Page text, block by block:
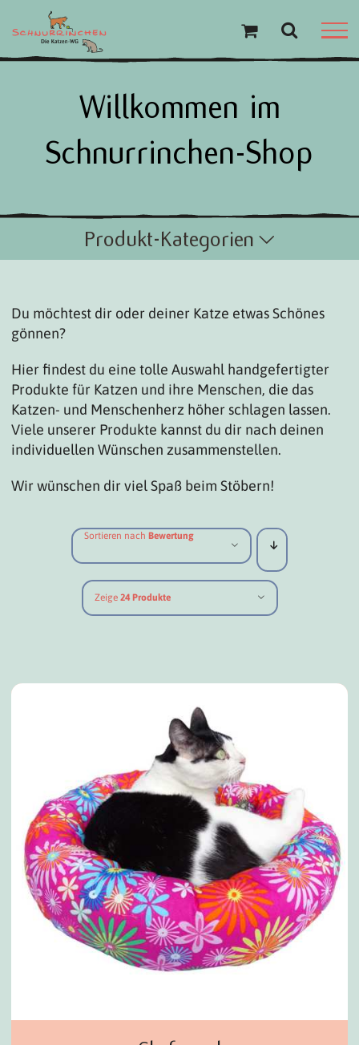
Inhalt
Willkommen im
Schnurrinchen-Shop
Produkt-Kategorien
Du möchtest dir oder deiner Katze etwas Schönes
gönnen?
Hier findest du eine tolle Auswahl handgefertigter
Produkte für Katzen und ihre Menschen, die das
Katzen- und Menschenherz höher schlagen lassen.
Viele unserer Produkte kannst du dir nach deinen
individuellen Wünschen zusammenstellen.
Wir wünschen dir viel Spaß beim Stöbern!
Sortieren nach Bewertung
Zeige 24 Produkte